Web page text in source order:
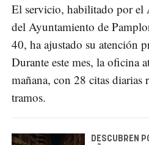
El servicio, habilitado por el
del Ayuntamiento de
40, ha ajustado su atención
Durante este mes, la oficina
mañana, con 28 citas diarias
tramos.
DESCUBREN